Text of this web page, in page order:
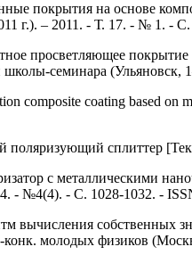
покрытия на основе
г.). – 2011. - Т. 17. - № 1. -
просветляющее покрытие
семинара (Ульяновск,
coating based on
сплиттер
с металлическими
- №4(4). - С. 1028-1032. -
собственных
молодых физиков